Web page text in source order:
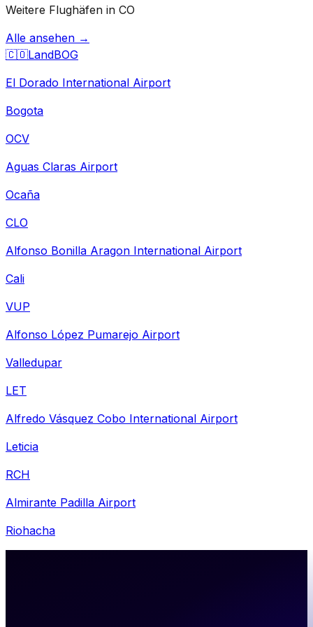
Weitere Flughäfen in CO
Alle ansehen →
🇨🇴LandBOG
El Dorado International Airport
Bogota
OCV
Aguas Claras Airport
Ocaña
CLO
Alfonso Bonilla Aragon International Airport
Cali
VUP
Alfonso López Pumarejo Airport
Valledupar
LET
Alfredo Vásquez Cobo International Airport
Leticia
RCH
Almirante Padilla Airport
Riohacha